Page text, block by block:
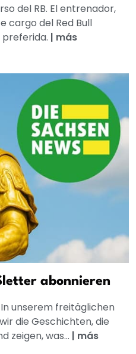
del RB. El entrenador,
cargo del Red Bull
preferida. | más
abonnieren
unserem freitäglichen
die Geschichten, die
zeigen, was... | más